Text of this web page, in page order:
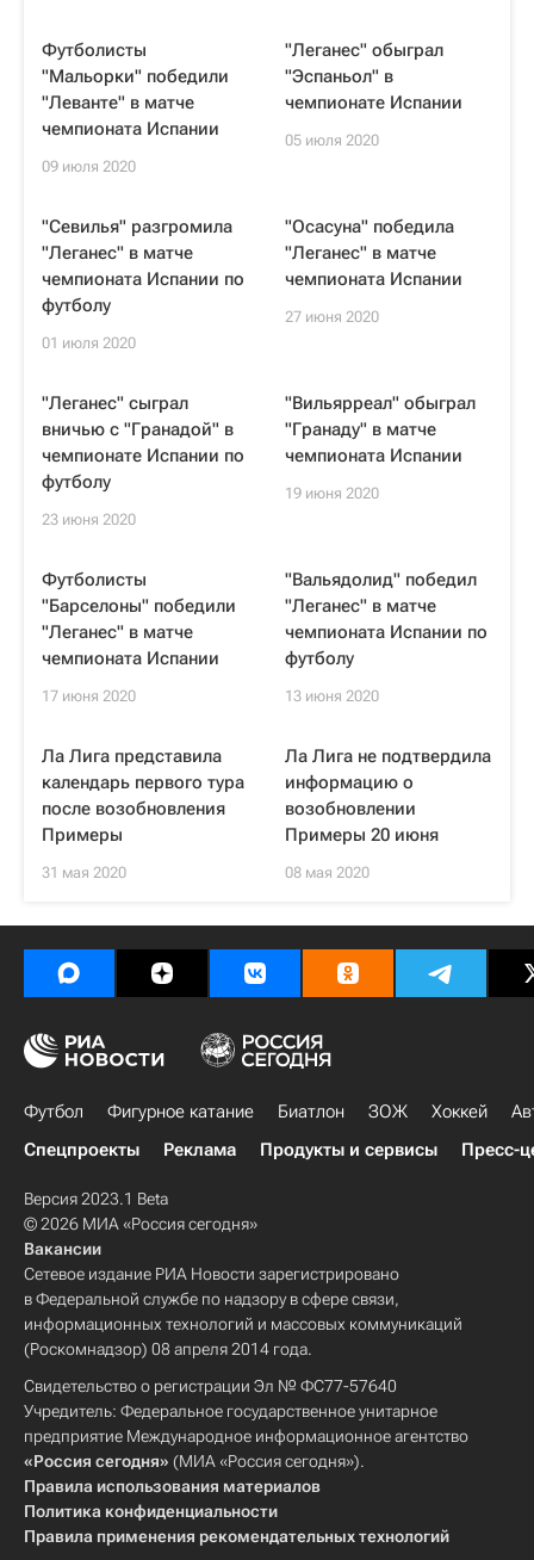
Футболисты
"Мальорки" победили
"Леванте" в матче
чемпионата Испании
09 июля 2020
"Леганес" обыграл
"Эспаньол" в
чемпионате Испании
05 июля 2020
"Севилья" разгромила
"Леганес" в матче
чемпионата Испании по
футболу
01 июля 2020
"Осасуна" победила
"Леганес" в матче
чемпионата Испании
27 июня 2020
"Леганес" сыграл
вничью с "Гранадой" в
чемпионате Испании по
футболу
23 июня 2020
"Вильярреал" обыграл
"Гранаду" в матче
чемпионата Испании
19 июня 2020
Футболисты
"Барселоны" победили
"Леганес" в матче
чемпионата Испании
17 июня 2020
"Вальядолид" победил
"Леганес" в матче
чемпионата Испании по
футболу
13 июня 2020
Ла Лига представила
календарь первого тура
после возобновления
Примеры
31 мая 2020
Ла Лига не подтвердила
информацию о
возобновлении
Примеры 20 июня
08 мая 2020
Футбол Фигурное катание Биатлон ЗОЖ Хоккей
Спецпроекты
Реклама Продукты и сервисы Пресс-
Версия 2023.1 Beta
© 2026 МИА «Россия сегодня»
Вакансии
Сетевое издание РИА Новости зарегистрировано
в Федеральной службе по надзору в сфере связи,
информационных технологий и массовых коммуникаций
(Роскомнадзор) 08 апреля 2014 года.
Свидетельство о регистрации Эл № ФС77-57640
Учредитель: Федеральное государственное унитарное
предприятие Международное информационное агентство
«Россия сегодня» (МИА «Россия сегодня»).
Правила использования материалов
Политика конфиденциальности
Правила применения рекомендательных технологий